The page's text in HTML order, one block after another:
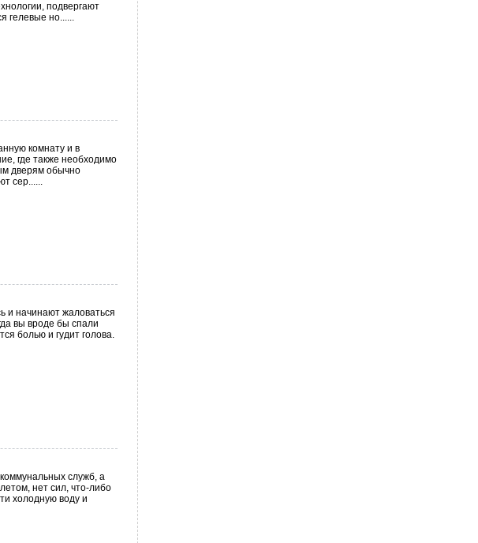
подвергают
гелевые но......
комнату и в
где также необходимо
дверям обычно
сер......
и начинают жаловаться
вы вроде бы спали
болью и гудит голова.
служб, а
нет сил, что-либо
холодную воду и